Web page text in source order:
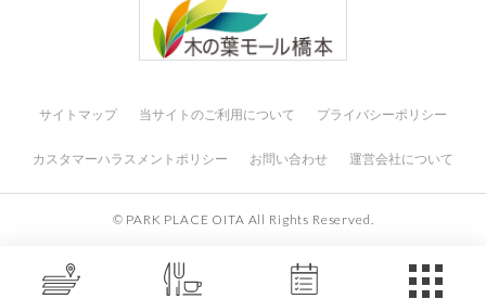
サイトマップ 当サイトのご利用について プライバシーポリシー
カスタマーハラスメントポリシー お問い合わせ 運営会社について
© PARK PLACE OITA All Rights Reserved.